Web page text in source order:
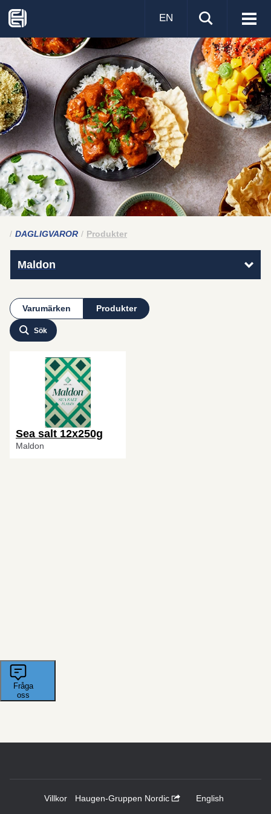
Visa
EN
DAGLIGVAROR Produkter
Maldon
Varumärken Produkter
Sök
Sea salt 12x250g
Maldon
Villkor Haugen-Gruppen Nordic English